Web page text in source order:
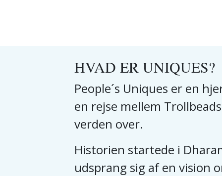
HVAD ER UNIQUES?
People´s Uniques er en
en rejse mellem
verden over.
Historien startede i
udsprang sig af en vision